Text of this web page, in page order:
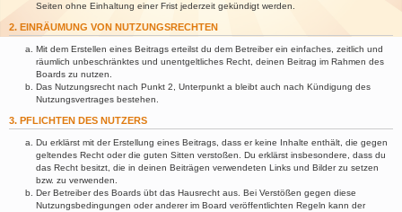
Seiten ohne Einhaltung einer Frist jederzeit gekündigt werden.
2. EINRÄUMUNG VON NUTZUNGSRECHTEN
Mit dem Erstellen eines Beitrags erteilst du dem Betreiber ein einfaches, zeitlich und
räumlich unbeschränktes und unentgeltliches Recht, deinen Beitrag im Rahmen des
Boards zu nutzen.
Das Nutzungsrecht nach Punkt 2, Unterpunkt a bleibt auch nach Kündigung des
Nutzungsvertrages bestehen.
3. PFLICHTEN DES NUTZERS
Du erklärst mit der Erstellung eines Beitrags, dass er keine Inhalte enthält, die gegen
geltendes Recht oder die guten Sitten verstoßen. Du erklärst insbesondere, dass du
das Recht besitzt, die in deinen Beiträgen verwendeten Links und Bilder zu setzen
bzw. zu verwenden.
Der Betreiber des Boards übt das Hausrecht aus. Bei Verstößen gegen diese
Nutzungsbedingungen oder anderer im Board veröffentlichten Regeln kann der